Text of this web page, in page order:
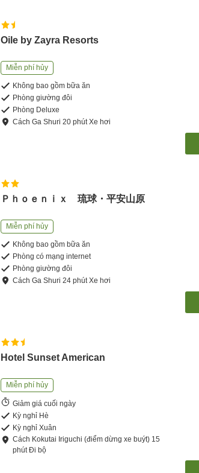
Oile by Zayra Resorts
Miễn phí hủy
Không bao gồm bữa ăn
Phòng giường đôi
Phòng Deluxe
CáchGa Shuri20 phútXe hơi
Ｐｈｏｅｎｉｘ 琉球・平安山原
Miễn phí hủy
Không bao gồm bữa ăn
Phòng có mạng internet
Phòng giường đôi
CáchGa Shuri24 phútXe hơi
Hotel Sunset American
Miễn phí hủy
Giảm giá cuối ngày
Kỳ nghỉ Hè
Kỳ nghỉ Xuân
Cách Kokutai Iriguchi (điểm dừng xe buýt) 15
phútĐi bộ